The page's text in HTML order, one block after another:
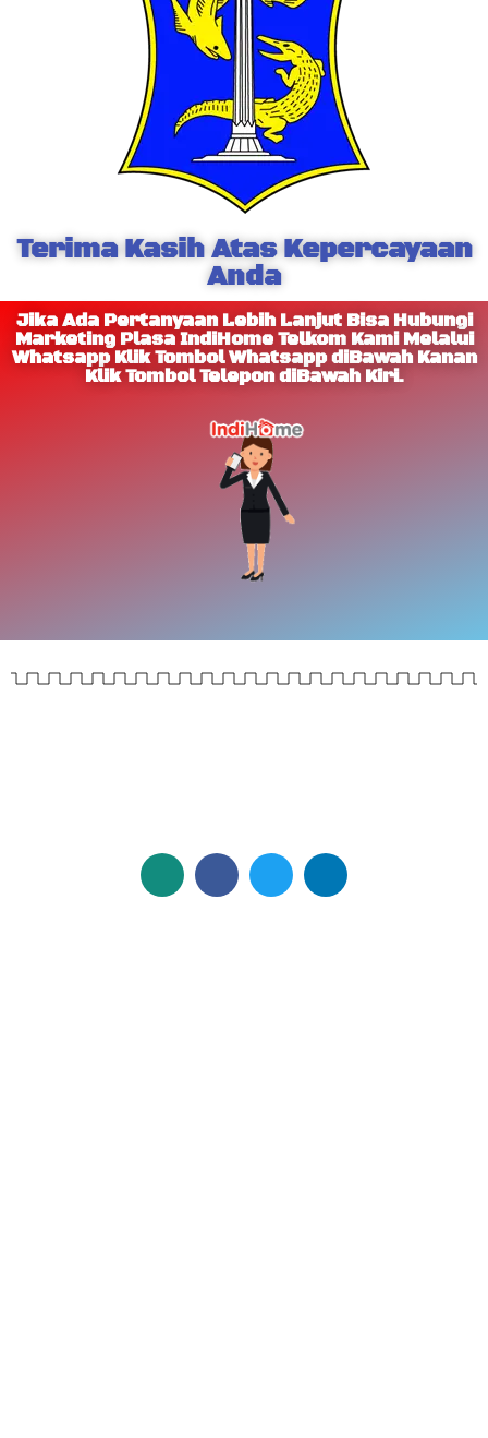
Terima Kasih Atas Kepercayaan
Anda
Jika Ada Pertanyaan Lebih Lanjut Bisa Hubungi
Marketing Plasa IndiHome Telkom Kami Melalui
Whatsapp Klik Tombol Whatsapp diBawah Kanan
Klik Tombol Telepon diBawah Kiri.